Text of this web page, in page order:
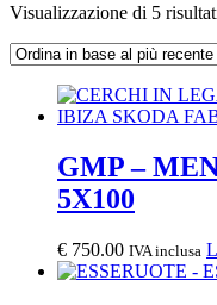
Visualizzazione di 5
GMP –
5X100
€ 750.00 IVA inclusa